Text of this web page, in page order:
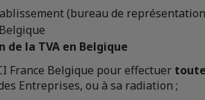
(bureau de
la TVA en Belgique
France Belgique pour effectuer
Entreprises, ou à sa radiation ;